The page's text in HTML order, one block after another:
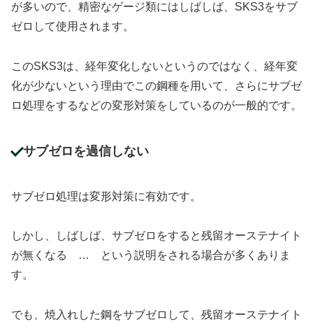
が多いので、精密なゲージ類にはしばしば、SKS3をサブ
ゼロして使用されます。
このSKS3は、経年変化しないというのではなく、経年変
化が少ないという理由でこの鋼種を用いて、さらにサブゼ
ロ処理をするなどの変形対策をしているのが一般的です。
サブゼロを過信しない
サブゼロ処理は変形対策に有効です。
しかし、しばしば、サブゼロをすると残留オーステナイト
が無くなる … という説明をされる場合が多くありま
す。
でも、焼入れした鋼をサブゼロして、残留オーステナイト